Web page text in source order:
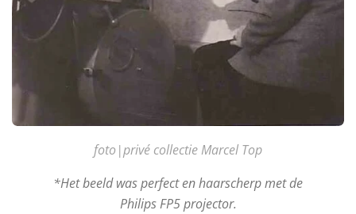
foto|privé collectie Marcel Top
*Het beeld was perfect en haarscherp met de
Philips FP5 projector.